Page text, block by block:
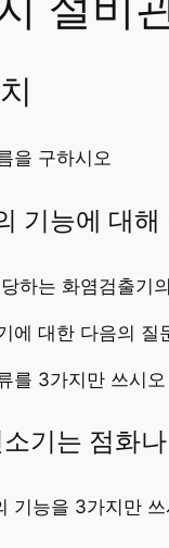
을 구하시오
기능에 대
하는 화염검출기
에 대한 다음의 질
를 3가지만 쓰시오
기는 점화
기능을 3가지만 쓰